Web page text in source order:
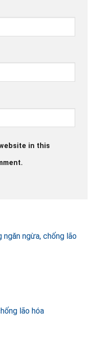
in this
ngăn ngừa, chống lão
lão hóa